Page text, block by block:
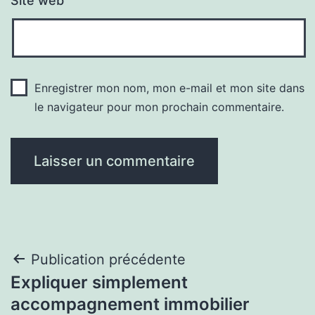
Enregistrer mon nom, mon e-mail et mon site dans
le navigateur pour mon prochain commentaire.
Navigation
de
Publication précédente
Expliquer simplement
accompagnement immobilier